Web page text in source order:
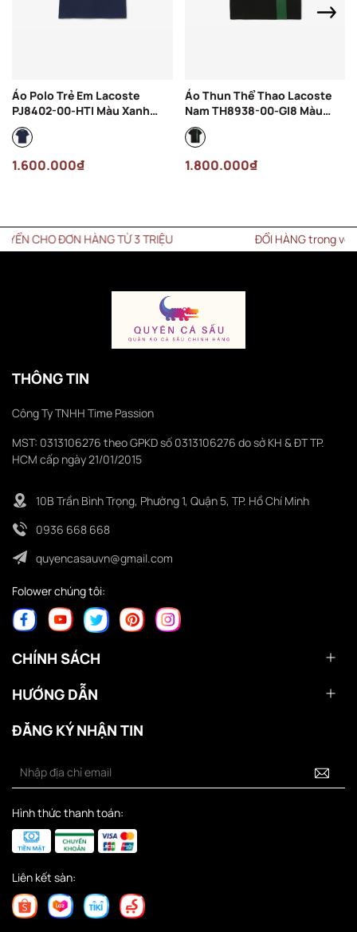
Áo Polo Trẻ Em Lacoste
PJ8402-00-HTI Màu Xanh
Navy
1.600.000₫
Áo Thun Thể Thao Lacoste
Nam TH8938-00-GI8 Màu
Đen
1.800.000₫
ĐƠN HÀNG TỪ 3 TRIỆU ĐỔI HÀNG trong vòng 15
THÔNG TIN
Công Ty TNHH Time Passion
MST: 0313106276 theo GPKD số 0313106276 do sở KH & ĐT TP.
HCM cấp ngày 21/01/2015
10B Trần Bình Trọng, Phường 1, Quận 5, TP. Hồ Chí Minh
0936 668 668
quyencasauvn@gmail.com
Folower chúng tôi:
CHÍNH SÁCH
HƯỚNG DẪN
ĐĂNG KÝ NHẬN TIN
Hình thức thanh toán:
Liên kết sàn: